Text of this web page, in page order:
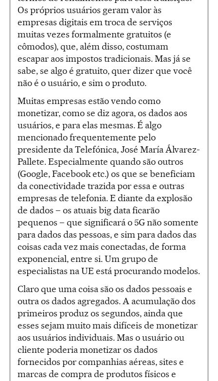
Os próprios usuários geram valor às
empresas digitais em troca de serviços
muitas vezes formalmente gratuitos (e
cômodos), que, além disso, costumam
escapar aos impostos tradicionais. Mas já se
sabe, se algo é gratuito, quer dizer que você
não é o usuário, e sim o produto.
Muitas empresas estão vendo como
monetizar, como se diz agora, os dados aos
usuários, e para elas mesmas. É algo
mencionado frequentemente pelo
presidente da Telefónica, José María Álvarez-
Pallete. Especialmente quando são outros
(Google, Facebook etc.) os que se beneficiam
da conectividade trazida por essa e outras
empresas de telefonia. E diante da explosão
de dados – os atuais big data ficarão
pequenos – que significará o 5G não somente
para dados das pessoas, e sim para dados das
coisas cada vez mais conectadas, de forma
exponencial, entre si. Um grupo de
especialistas na UE está procurando modelos.
Claro que uma coisa são os dados pessoais e
outra os dados agregados. A acumulação dos
primeiros produz os segundos, ainda que
esses sejam muito mais difíceis de monetizar
aos usuários individuais. Mas o usuário ou
cliente poderia monetizar os dados
fornecidos por companhias aéreas, sites e
marcas de compra de produtos físicos e